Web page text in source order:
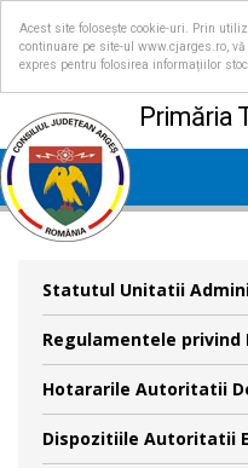
Acest site folosește cookie-uri. Prin
continuare pe site-ul www.cjarges.ro, vă
expres pentru folosirea informațiilor
Primăria
Statutul Unitatii
Regulamentele
Hotararile Autoritatii
Dispozitiile Autoritatii